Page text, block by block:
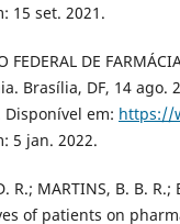
15 set. 2021.
FEDERAL DE
Brasília, DF, 14 ago.
em: https://
5 jan. 2022.
R.; MARTINS, B. B.
of patients on